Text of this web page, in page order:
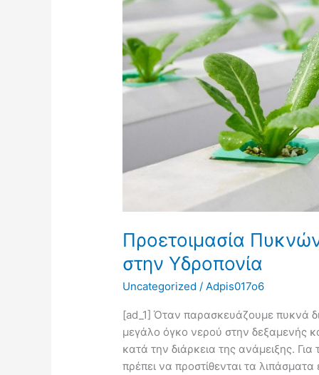
Προετοιμασία
στην Υδροπονία
Uncategorized /Adpis017o6
[ad_1] Όταν παρασκευάζουμε πυκνά
μεγάλο όγκο νερού στην δεξαμενής
κατά την διάρκεια της ανάμειξης.
πρέπει να προστίθενται τα λιπάσματα